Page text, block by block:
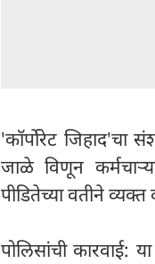
'कॉर्पोरेट जिहाद'चा
जाळे विणून
पीडितेच्या वतीने
पोलिसांची कारवाई: